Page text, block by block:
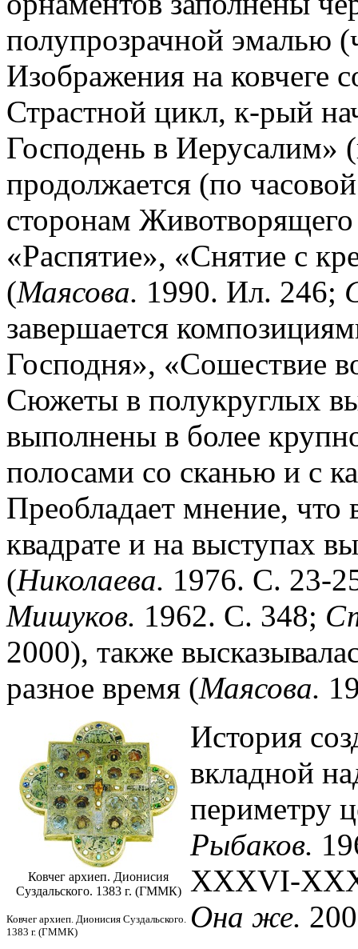
полупрозрачной эмалью
Изображения на ковчеге
Страстной цикл, к-рый
Господень в Иерусалим»
продолжается (по
сторонам
«Распятие», «Снятие с
(Маясова. 1990. Ил. 246;
завершается
Господня», «Сошествие
Сюжеты в полукруглых
выполнены в более
полосами со сканью и с
Преобладает мнение, что
квадрате и на выступах
(Николаева. 1976. С. 23-
Мишуков. 1962. С. 348;
2000), также
разное время (Маясова.
Ковчег архиеп. Дионисия
Суздальского. 1383 г. (ГММК)
Ковчег архиеп. Дионисия Суздальского.
1383 г. (ГММК)
История
вкладной
периметру
Рыбаков.
XXXVI-
Она же.